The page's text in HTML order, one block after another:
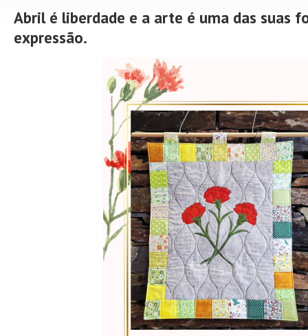
Abril é liberdade e a arte é uma das suas
expressão.